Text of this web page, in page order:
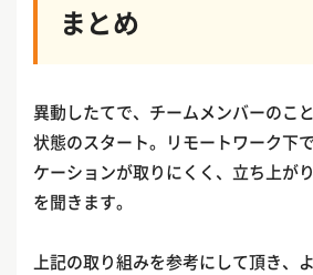
まとめ
異動したてで、チームメンバーのこ
状態のスタート。リモートワーク下
ケーションが取りにくく、立ち上が
を聞きます。
上記の取り組みを参考にして頂き、